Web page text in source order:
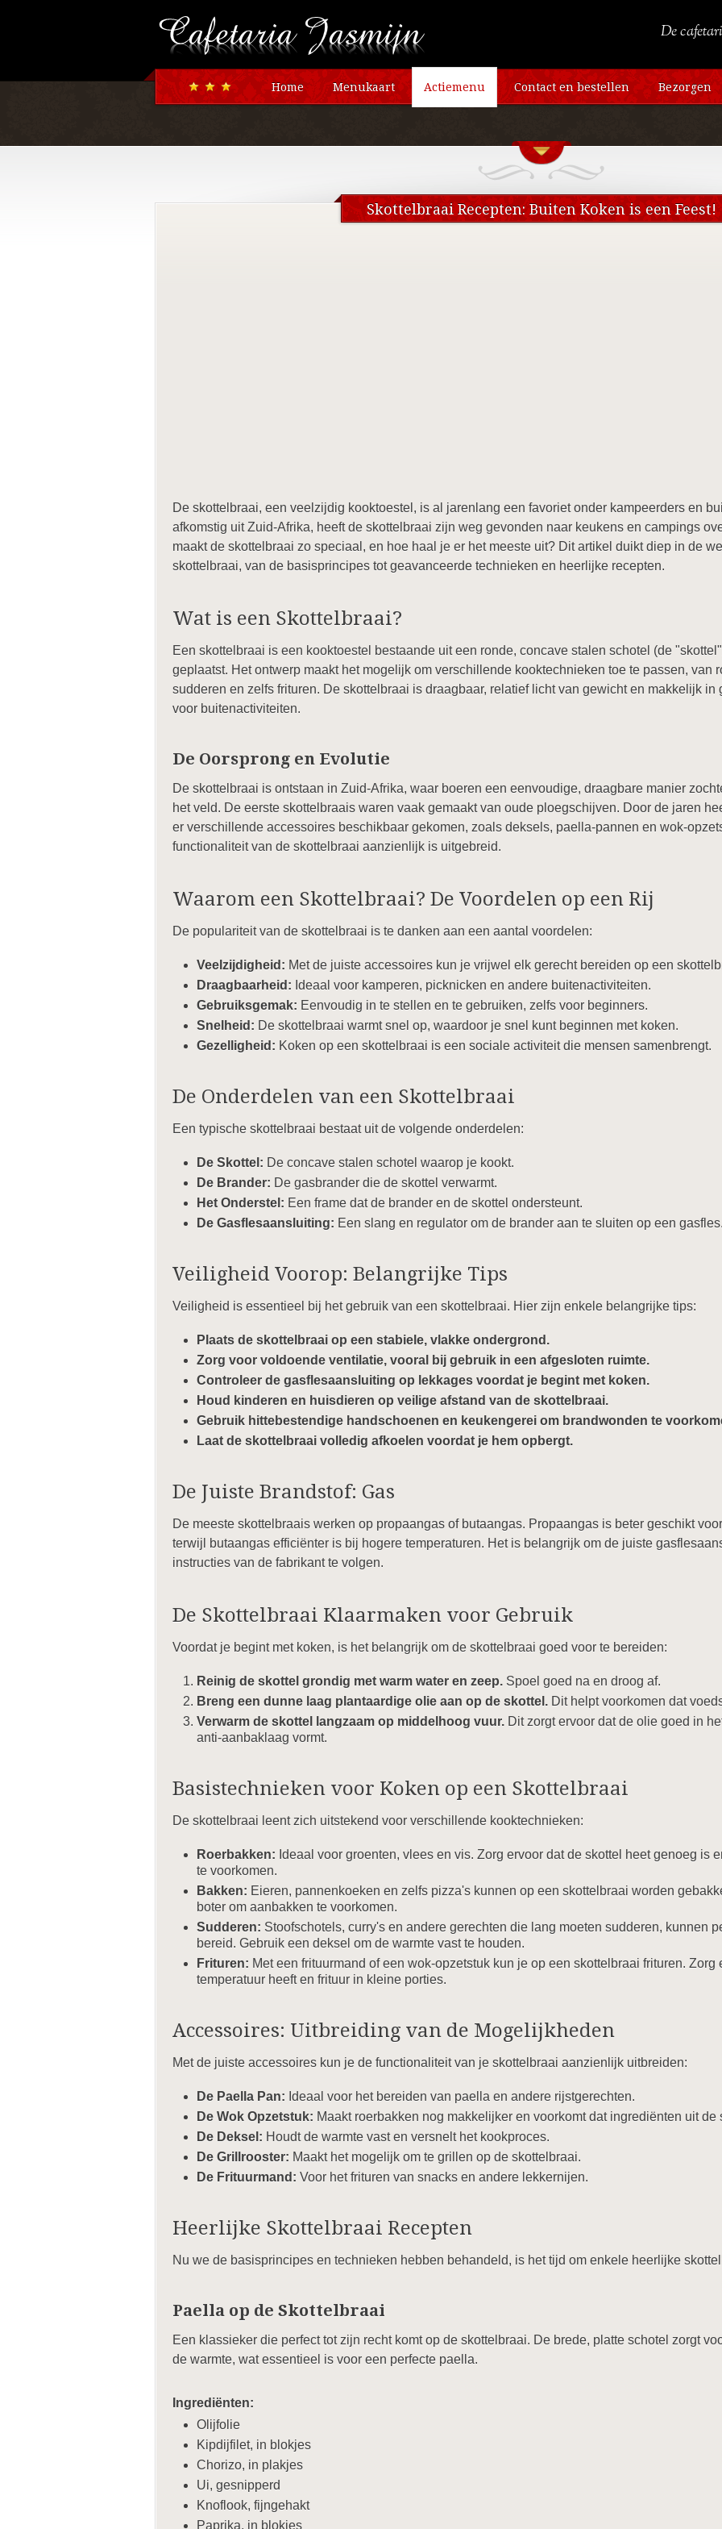
Home Menukaart Actiemenu Contact en bestellen Bezorgen
De
Skottelbraai Recepten: Buiten Koken is een Feest!
De skottelbraai, een veelzijdig kooktoestel, is al jarenlang een favoriet onder kampeerders en
afkomstig uit Zuid-Afrika, heeft de skottelbraai zijn weg gevonden naar keukens en campings
maakt de skottelbraai zo speciaal, en hoe haal je er het meeste uit? Dit artikel duikt diep in de
skottelbraai, van de basisprincipes tot geavanceerde technieken en heerlijke recepten.
Wat is een Skottelbraai?
Een skottelbraai is een kooktoestel bestaande uit een ronde, concave stalen schotel (de
geplaatst. Het ontwerp maakt het mogelijk om verschillende kooktechnieken toe te passen, van
sudderen en zelfs frituren. De skottelbraai is draagbaar, relatief licht van gewicht en makkelijk in
voor buitenactiviteiten.
De Oorsprong en Evolutie
De skottelbraai is ontstaan in Zuid-Afrika, waar boeren een eenvoudige, draagbare manier
het veld. De eerste skottelbraais waren vaak gemaakt van oude ploegschijven. Door de jaren
er verschillende accessoires beschikbaar gekomen, zoals deksels, paella-pannen en wok-
functionaliteit van de skottelbraai aanzienlijk is uitgebreid.
Waarom een Skottelbraai? De Voordelen op een Rij
De populariteit van de skottelbraai is te danken aan een aantal voordelen:
Veelzijdigheid: Met de juiste accessoires kun je vrijwel elk gerecht bereiden op een
Draagbaarheid: Ideaal voor kamperen, picknicken en andere buitenactiviteiten.
Gebruiksgemak: Eenvoudig in te stellen en te gebruiken, zelfs voor beginners.
Snelheid: De skottelbraai warmt snel op, waardoor je snel kunt beginnen met koken.
Gezelligheid: Koken op een skottelbraai is een sociale activiteit die mensen samenbrengt.
De Onderdelen van een Skottelbraai
Een typische skottelbraai bestaat uit de volgende onderdelen:
De Skottel: De concave stalen schotel waarop je kookt.
De Brander: De gasbrander die de skottel verwarmt.
Het Onderstel: Een frame dat de brander en de skottel ondersteunt.
De Gasflesaansluiting: Een slang en regulator om de brander aan te sluiten op een gasfles.
Veiligheid Voorop: Belangrijke Tips
Veiligheid is essentieel bij het gebruik van een skottelbraai. Hier zijn enkele belangrijke tips:
Plaats de skottelbraai op een stabiele, vlakke ondergrond.
Zorg voor voldoende ventilatie, vooral bij gebruik in een afgesloten ruimte.
Controleer de gasflesaansluiting op lekkages voordat je begint met koken.
Houd kinderen en huisdieren op veilige afstand van de skottelbraai.
Gebruik hittebestendige handschoenen en keukengerei om brandwonden te
Laat de skottelbraai volledig afkoelen voordat je hem opbergt.
De Juiste Brandstof: Gas
De meeste skottelbraais werken op propaangas of butaangas. Propaangas is beter geschikt
terwijl butaangas efficiënter is bij hogere temperaturen. Het is belangrijk om de juiste
instructies van de fabrikant te volgen.
De Skottelbraai Klaarmaken voor Gebruik
Voordat je begint met koken, is het belangrijk om de skottelbraai goed voor te bereiden:
Reinig de skottel grondig met warm water en zeep. Spoel goed na en droog af.
Breng een dunne laag plantaardige olie aan op de skottel. Dit helpt voorkomen dat
Verwarm de skottel langzaam op middelhoog vuur. Dit zorgt ervoor dat de olie goed in
anti-aanbaklaag vormt.
Basistechnieken voor Koken op een Skottelbraai
De skottelbraai leent zich uitstekend voor verschillende kooktechnieken:
Roerbakken: Ideaal voor groenten, vlees en vis. Zorg ervoor dat de skottel heet genoeg is
te voorkomen.
Bakken: Eieren, pannenkoeken en zelfs pizza's kunnen op een skottelbraai worden
boter om aanbakken te voorkomen.
Sudderen: Stoofschotels, curry's en andere gerechten die lang moeten sudderen, kunnen
bereid. Gebruik een deksel om de warmte vast te houden.
Frituren: Met een frituurmand of een wok-opzetstuk kun je op een skottelbraai frituren.
temperatuur heeft en frituur in kleine porties.
Accessoires: Uitbreiding van de Mogelijkheden
Met de juiste accessoires kun je de functionaliteit van je skottelbraai aanzienlijk uitbreiden:
De Paella Pan: Ideaal voor het bereiden van paella en andere rijstgerechten.
De Wok Opzetstuk: Maakt roerbakken nog makkelijker en voorkomt dat ingrediënten uit de
De Deksel: Houdt de warmte vast en versnelt het kookproces.
De Grillrooster: Maakt het mogelijk om te grillen op de skottelbraai.
De Frituurmand: Voor het frituren van snacks en andere lekkernijen.
Heerlijke Skottelbraai Recepten
Nu we de basisprincipes en technieken hebben behandeld, is het tijd om enkele heerlijke
Paella op de Skottelbraai
Een klassieker die perfect tot zijn recht komt op de skottelbraai. De brede, platte schotel zorgt
de warmte, wat essentieel is voor een perfecte paella.
Ingrediënten:
Olijfolie
Kipdijfilet, in blokjes
Chorizo, in plakjes
Ui, gesnipperd
Knoflook, fijngehakt
Paprika, in blokjes